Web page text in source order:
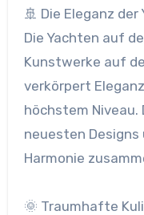
🚢 Die Eleganz der
Die Yachten auf
Kunstwerke auf
verkörpert
höchstem
neuesten
Harmonie
🌞 Traumhafte